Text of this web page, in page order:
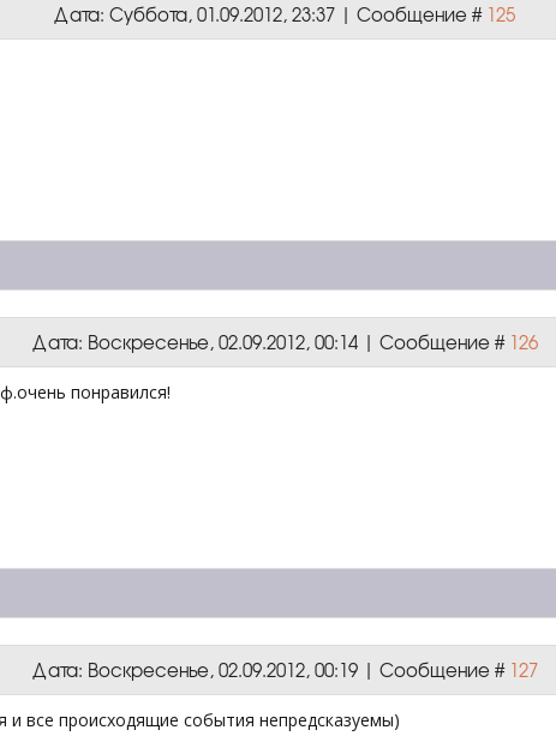
Дата: Суббота, 01.09.2012, 23:37 | Сообщение # 125
Дата: Воскресенье, 02.09.2012, 00:14 | Сообщение # 126
понравился!
Дата: Воскресенье, 02.09.2012, 00:19 | Сообщение # 127
и все происходящие события непредсказуемы)